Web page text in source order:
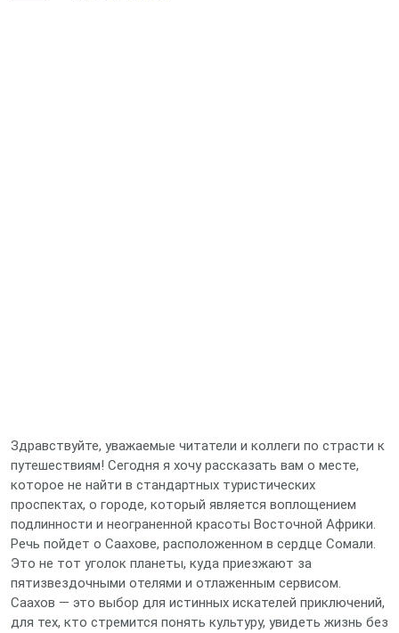
Здравствуйте, уважаемые читатели и коллеги по страсти к
путешествиям! Сегодня я хочу рассказать вам о месте,
которое не найти в стандартных туристических
проспектах, о городе, который является воплощением
подлинности и неограненной красоты Восточной Африки.
Речь пойдет о Саахове, расположенном в сердце Сомали.
Это не тот уголок планеты, куда приезжают за
пятизвездочными отелями и отлаженным сервисом.
Саахов — это выбор для истинных искателей приключений,
для тех, кто стремится понять культуру, увидеть жизнь без